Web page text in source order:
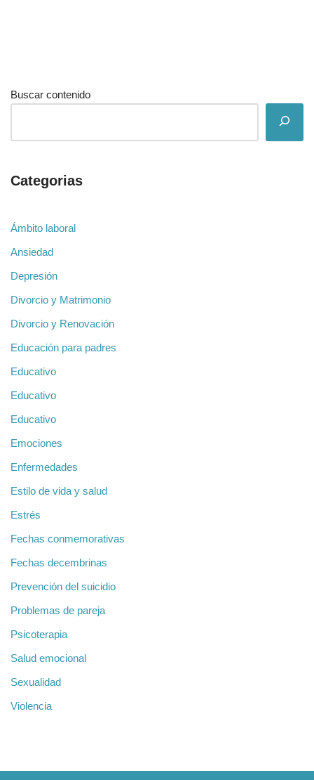
Buscar contenido
Categorias
Ámbito laboral
Ansiedad
Depresión
Divorcio y Matrimonio
Divorcio y Renovación
Educación para padres
Educativo
Educativo
Educativo
Emociones
Enfermedades
Estilo de vida y salud
Estrés
Fechas conmemorativas
Fechas decembrinas
Prevención del suicidio
Problemas de pareja
Psicoterapia
Salud emocional
Sexualidad
Violencia